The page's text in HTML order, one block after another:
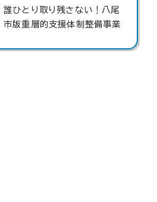
誰ひとり取り残さない！八尾
市版重層的支援体制整備事業